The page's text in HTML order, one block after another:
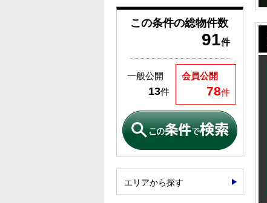
この条件の総物件数
91件
会員公開
78件
一般公開
13件
エリアから探す